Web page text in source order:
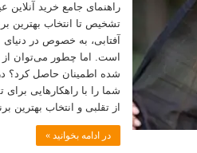
راهنمای جامع خرید آنلاین
تشخیص تا انتخاب بهترین
آفتابی، به خصوص در دنیای
است. اما چطور می‌توان
شده اطمینان حاصل کرد؟
شما را با راهکارهایی
از تقلبی و انتخاب بهترین
در ادامه بخوانید »